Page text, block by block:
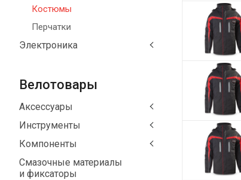
Костюмы
Перчатки
Электроника
Велотовары
Аксессуары
Инструменты
Компоненты
Смазочные материалы
и фиксаторы